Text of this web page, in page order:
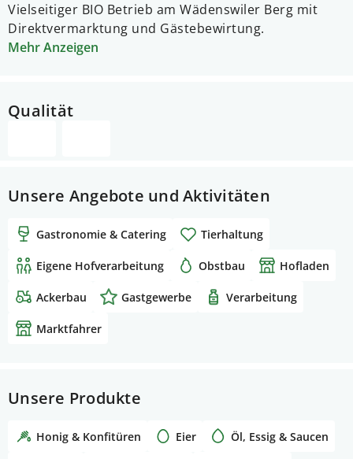
Vielseitiger BIO Betrieb am Wädenswiler Berg mit
Direktvermarktung und Gästebewirtung.
Mehr Anzeigen
Qualität
Unsere Angebote und Aktivitäten
Gastronomie & Catering Tierhaltung
Eigene Hofverarbeitung Obstbau Hofladen
Ackerbau Gastgewerbe Verarbeitung
Marktfahrer
Unsere Produkte
Honig & Konfitüren Eier Öl, Essig & Saucen